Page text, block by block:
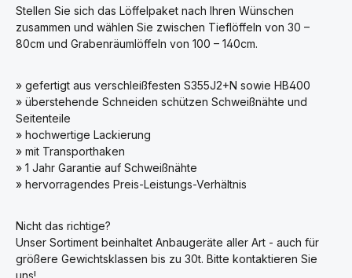
Stellen Sie sich das Löffelpaket nach Ihren Wünschen
zusammen und wählen Sie zwischen Tieflöffeln von 30 –
80cm und Grabenräumlöffeln von 100 – 140cm.
» gefertigt aus verschleißfesten S355J2+N sowie HB400
» überstehende Schneiden schützen Schweißnähte und
Seitenteile
» hochwertige Lackierung
» mit Transporthaken
» 1 Jahr Garantie auf Schweißnähte
» hervorragendes Preis-Leistungs-Verhältnis
Nicht das richtige?
Unser Sortiment beinhaltet Anbaugeräte aller Art - auch für
größere Gewichtsklassen bis zu 30t. Bitte kontaktieren Sie
uns!